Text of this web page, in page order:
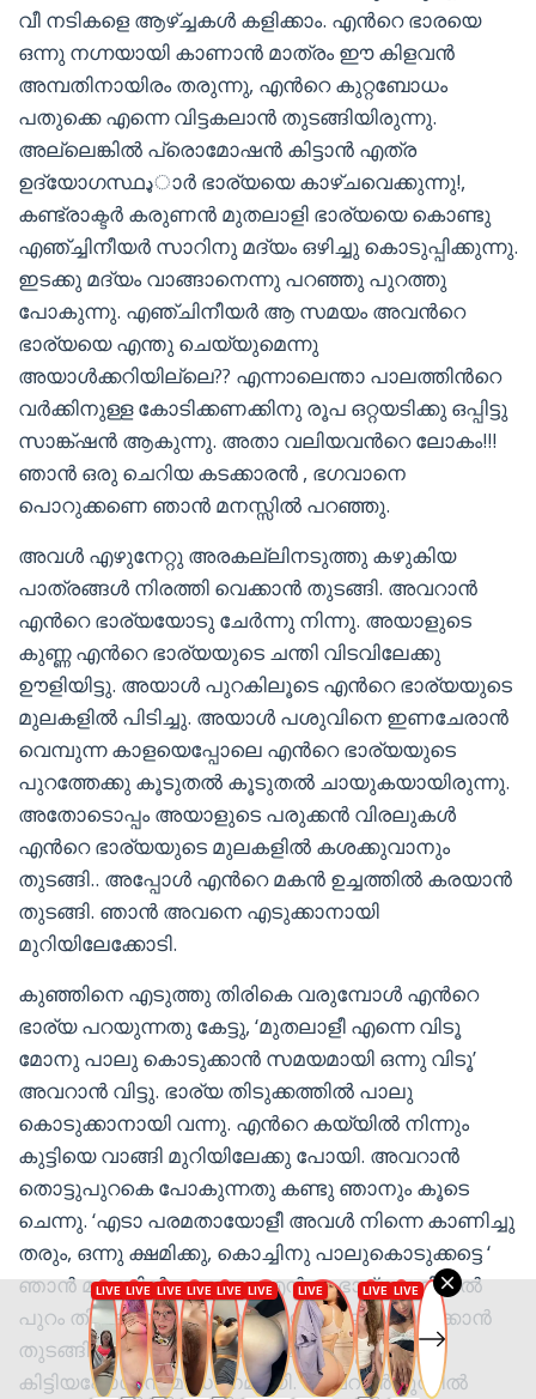
വീ നടികളെ ആഴ്ച്ചകള്‍ കളിക്കാം. എന്‍റെ ഭാരയെ
ഒന്നു നഗ്നയായി കാണാന്‍ മാത്രം ഈ കിളവന്‍
അമ്പതിനായിരം തരുന്നു, എന്‍റെ കുറ്റബോധം
പതുക്കെ എന്നെ വിട്ടകലാന്‍ തുടങ്ങിയിരുന്നു.
അല്ലെങ്കില്‍ പ്രൊമോഷന്‍ കിട്ടാന്‍ എത്ര
ഉദ്യോഗസ്ഥډാര്‍ ഭാര്യയെ കാഴ്ചവെക്കുന്നു!,
കണ്ട്രാക്ടര്‍ കരുണന്‍ മുതലാളി ഭാര്യയെ കൊണ്ടു
എഞ്ച്ചിനീയര്‍ സാറിനു മദ്യം ഒഴിച്ചു കൊടുപ്പിക്കുന്നു.
ഇടക്കു മദ്യം വാങ്ങാനെന്നു പറഞ്ഞു പുറത്തു
പോകുന്നു. എഞ്ചിനീയര്‍ ആ സമയം അവന്‍റെ
ഭാര്യയെ എന്തു ചെയ്യുമെന്നു
അയാള്‍ക്കറിയില്ലെ?? എന്നാലെന്താ പാലത്തിന്‍റെ
വര്‍ക്കിനുള്ള കോടിക്കണക്കിനു രൂപ ഒറ്റയടിക്കു ഒപ്പിട്ടു
സാങ്ക്ഷന്‍ ആകുന്നു. അതാ വലിയവന്‍റെ ലോകം!!!
ഞാന്‍ ഒരു ചെറിയ കടക്കാരന്‍ , ഭഗവാനെ
പൊറുക്കണെ ഞാന്‍ മനസ്സില്‍ പറഞ്ഞു.
അവള്‍ എഴുനേറ്റു അരകല്ലിനടുത്തു കഴുകിയ
പാത്രങ്ങള്‍ നിരത്തി വെക്കാന്‍ തുടങ്ങി. അവറാന്‍
എന്‍റെ ഭാര്യയോടു ചേര്‍ന്നു നിന്നു. അയാളുടെ
കുണ്ണ എന്‍റെ ഭാര്യയുടെ ചന്തി വിടവിലേക്കു
ഊളിയിട്ടു. അയാള്‍ പുറകിലൂടെ എന്‍റെ ഭാര്യയുടെ
മുലകളില്‍ പിടിച്ചു. അയാള്‍ പശുവിനെ ഇണചേരാന്‍
വെമ്പുന്ന കാളയെപ്പോലെ എന്‍റെ ഭാര്യയുടെ
പുറത്തേക്കു കൂടുതല്‍ കൂടുതല്‍ ചായുകയായിരുന്നു.
അതോടൊപ്പം അയാളുടെ പരുക്കന്‍ വിരലുകള്‍
എന്‍റെ ഭാര്യയുടെ മുലകളില്‍ കശക്കുവാനും
തുടങ്ങി.. അപ്പോള്‍ എന്‍റെ മകന്‍ ഉച്ചത്തില്‍ കരയാന്‍
തുടങ്ങി. ഞാന്‍ അവനെ എടുക്കാനായി
മുറിയിലേക്കോടി.
കുഞ്ഞിനെ എടുത്തു തിരികെ വരുമ്പോള്‍ എന്‍റെ
ഭാര്യ പറയുന്നതു കേട്ടു, ‘മുതലാളീ എന്നെ വിടൂ
മോനു പാലു കൊടുക്കാന്‍ സമയമായി ഒന്നു വിടൂ’
അവറാന്‍ വിട്ടു. ഭാര്യ തിടുക്കത്തില്‍ പാലു
കൊടുക്കാനായി വന്നു. എന്‍റെ കയ്യില്‍ നിന്നും
കുട്ടിയെ വാങ്ങി മുറിയിലേക്കു പോയി. അവറാന്‍
തൊട്ടുപുറകെ പോകുന്നതു കണ്ടു ഞാനും കൂടെ
ചെന്നു. ‘എടാ പരമതായോളീ അവള്‍ നിന്നെ കാണിച്ചു
തരും, ഒന്നു ക്ഷമിക്കു, കൊച്ചിനു പാലുകൊടുക്കട്ടെ ‘
ഞാന്‍ മനസ്സില്‍ പറഞ്ഞു. എന്‍റെ ഭാര്യ കട്ടിലില്‍
പുറം തിരിഞ്ഞിരുന്നു കുഞ്ഞിനു പാലുകൊടുക്കാന്‍
തുടങ്ങി. കുഞ്ഞിനു വായില്‍ മുലക്കണ്ണുകള്‍
കിട്ടിയപ്പോള്‍ സമാധാനമായി. അവറാന്‍ മുമ്പില്‍